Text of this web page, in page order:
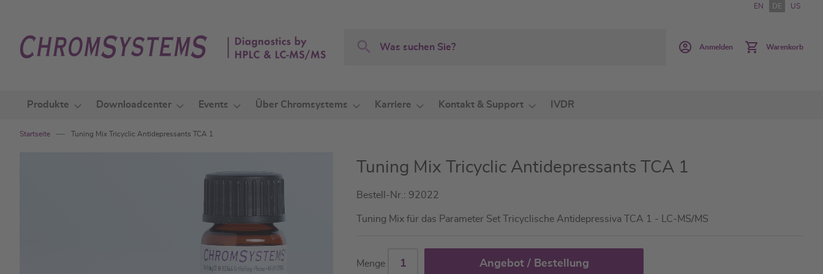
springen
EN DE US
Search
Anmelden Warenkorb
Produkte Downloadcenter Events Über Chromsystems Karriere Kontakt & Support IVDR
Startseite Tuning Mix Tricyclic Antidepressants TCA 1
Tuning Mix Tricyclic Antidepressants TCA 1
Bestell-Nr.: 92022
Tuning Mix für das Parameter Set Tricyclische Antidepressiva TCA 1 - LC-MS/MS
Menge Angebot / Bestellung